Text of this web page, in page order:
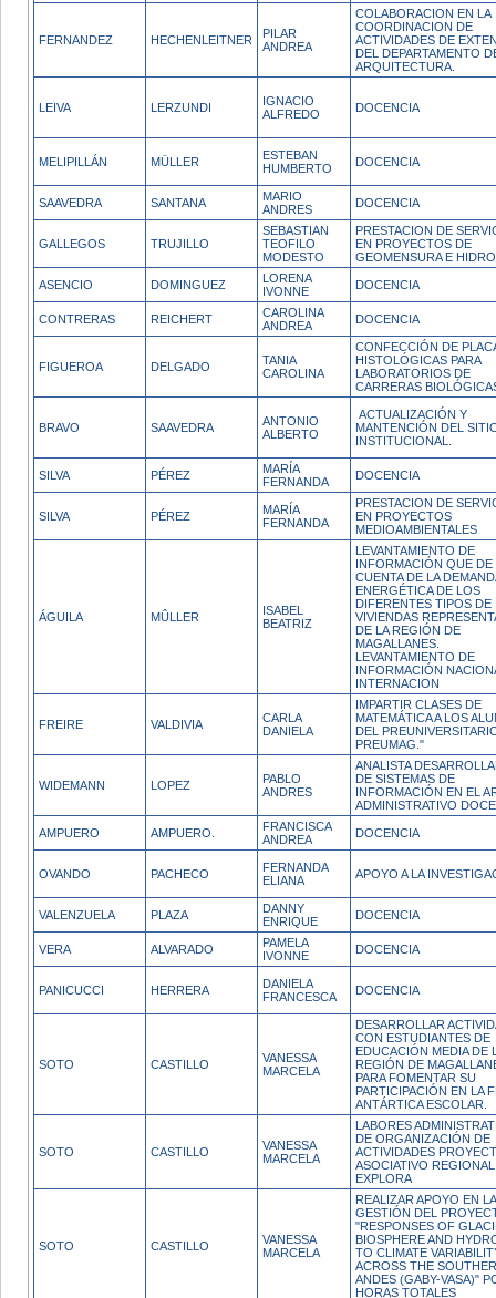
FERNANDEZ HECHENLEITNER
PILAR
ANDREA
COLABORACION EN LA
COORDINACION DE
ACTIVIDADES DE
DEL DEPARTAMENTO
ARQUITECTURA.
LEIVA LERZUNDI
IGNACIO
ALFREDO
DOCENCIA
MELIPILLÁN MÜLLER
ESTEBAN
HUMBERTO
DOCENCIA
SAAVEDRA SANTANA
MARIO
ANDRES
DOCENCIA
GALLEGOS TRUJILLO
SEBASTIAN
TEOFILO
MODESTO
PRESTACION DE
EN PROYECTOS DE
GEOMENSURA E
ASENCIO DOMINGUEZ
LORENA
IVONNE
DOCENCIA
CONTRERAS REICHERT
CAROLINA
ANDREA
DOCENCIA
FIGUEROA DELGADO
TANIA
CAROLINA
CONFECCIÓN DE
HISTOLÓGICAS PARA
LABORATORIOS DE
CARRERAS
BRAVO SAAVEDRA
ANTONIO
ALBERTO
ACTUALIZACIÓN Y
MANTENCIÓN DEL
INSTITUCIONAL.
SILVA PÉREZ
MARÍA
FERNANDA
DOCENCIA
SILVA PÉREZ
MARÍA
FERNANDA
PRESTACION DE
EN PROYECTOS
MEDIOAMBIENTALES
ÁGUILA MÛLLER
ISABEL
BEATRIZ
LEVANTAMIENTO DE
INFORMACIÓN QUE DE
CUENTA DE LA
ENERGÉTICA DE LOS
DIFERENTES TIPOS DE
VIVIENDAS
DE LA REGIÓN DE
MAGALLANES.
LEVANTAMIENTO DE
INFORMACIÓN
INTERNACION
FREIRE VALDIVIA
CARLA
DANIELA
IMPARTIR CLASES DE
MATEMÁTICA A LOS
DEL
PREUMAG."
WIDEMANN LOPEZ
PABLO
ANDRES
ANALISTA
DE SISTEMAS DE
INFORMACIÓN EN EL
ADMINISTRATIVO
AMPUERO AMPUERO.
FRANCISCA
ANDREA
DOCENCIA
OVANDO PACHECO
FERNANDA
ELIANA
APOYO A LA
VALENZUELA PLAZA
DANNY
ENRIQUE
DOCENCIA
VERA ALVARADO
PAMELA
IVONNE
DOCENCIA
PANICUCCI HERRERA
DANIELA
FRANCESCA
DOCENCIA
SOTO CASTILLO
VANESSA
MARCELA
DESARROLLAR
CON ESTUDIANTES DE
EDUCACIÓN MEDIA DE
REGIÓN DE
PARA FOMENTAR SU
PARTICIPACIÓN EN LA
ANTÁRTICA ESCOLAR.
SOTO CASTILLO
VANESSA
MARCELA
LABORES
DE ORGANIZACIÓN DE
ACTIVIDADES
ASOCIATIVO REGIONAL
EXPLORA
SOTO CASTILLO
VANESSA
MARCELA
REALIZAR APOYO EN LA
GESTIÓN DEL
"RESPONSES OF
BIOSPHERE AND
TO CLIMATE
ACROSS THE
ANDES (GABY-VASA)"
HORAS TOTALES